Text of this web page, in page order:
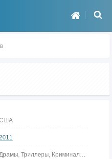
Триллеры, Криминальные